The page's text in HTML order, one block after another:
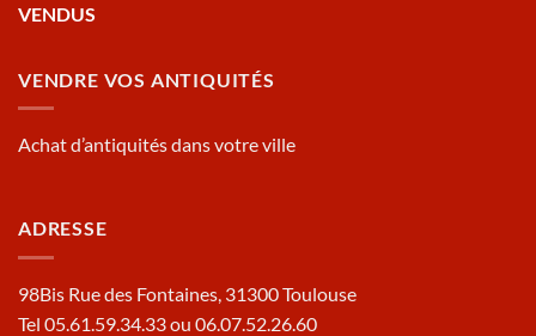
VENDUS
VENDRE VOS ANTIQUITÉS
Achat d’antiquités dans votre ville
ADRESSE
98Bis Rue des Fontaines, 31300 Toulouse
Tel 05.61.59.34.33 ou 06.07.52.26.60